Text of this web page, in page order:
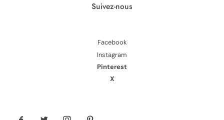
Suivez-nous
Facebook
Instagram
Pinterest
X